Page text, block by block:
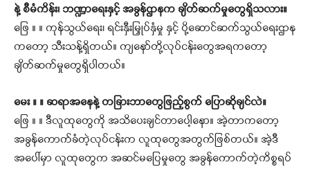
နဲ့ စီမံကိန်း၊ ဘဏ္ဍာရေးနှင့် အခွန်ဌာနက ချိတ်ဆက်မှုတွေရှိသလား။
ဖြေ ။ ။ ကုန်သွယ်ရေး၊ ရင်းနှီးမြှုပ်နှံမှု နှင့် ပို့ဆောင်ဆက်သွယ်ရေးဌာန
ကတော့ သီးသန့်ရှိတယ်။ ကျနော်တို့လုပ်ငန်းတွေအရကတော့
ချိတ်ဆက်မှုတွေရှိပါတယ်။
မေး ။ ။ ဆရာအနေနဲ့ တခြားဘာတွေဖြည့်စွက် ပြောဆိုချင်လဲ။
ဖြေ ။ ။ ဒီလူထုတွေကို အသိပေးချင်တာပေါ့နော။ အဲ့တာကတော့
အခွန်ကောက်ခံတဲ့လုပ်ငန်းက လူထုတွေအတွက်ဖြစ်တယ်။ အဲ့ဒီ
အပေါ်မှာ လူထုတွေက အဆင်မပြေမှုတွေ အခွန်ကောက်တဲ့ကိစ္စရပ်